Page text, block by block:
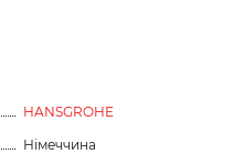
HANSGROHE
Німеччина